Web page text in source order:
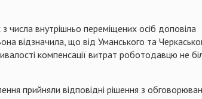
внутрішньо переміщених осіб доповіла
відзначила, що від Уманського та
компенсації витрат роботодавцю не
прийняли відповідні рішення з